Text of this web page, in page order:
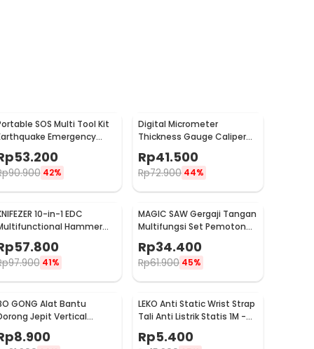
SOS Multi Tool Kit
Emergency
Outdoor Survival - JT21
53.200
90.900 42%
Digital Micrometer
Thickness Gauge Caliper
TDT25
Rp41.500
Rp72.900 44%
10-in-1 EDC
Hammer
Tool for Camping Survival -
9003
57.800
97.900 41%
MAGIC SAW Gergaji Tangan
Multifungsi Set Pemotong
Kayu Besi
Rp34.400
Rp61.900 45%
GONG Alat Bantu
Jepit Vertical
Toggle Clamp Hold Down
- GH-13009
8.900
LEKO Anti Static Wrist Strap
Tali Anti Listrik Statis 1M -
Rp5.400